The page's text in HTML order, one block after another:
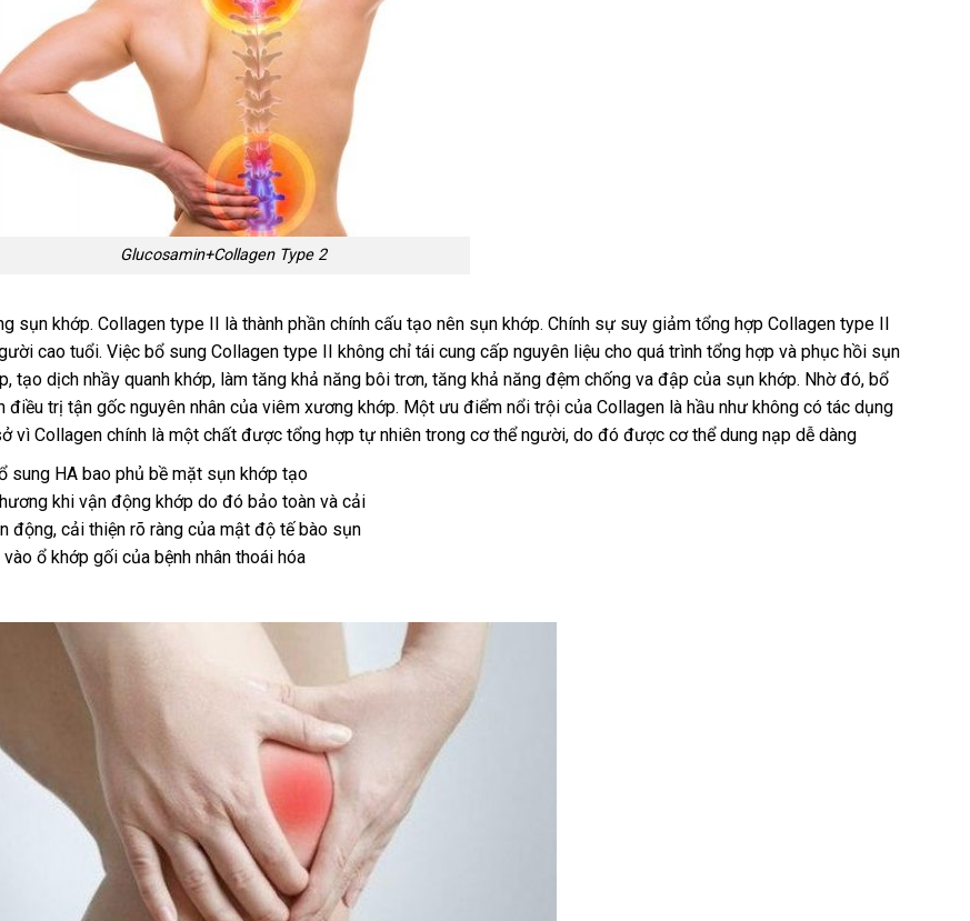
Glucosamin+Collagen Type 2
sụn khớp. Collagen type II là thành phần chính cấu tạo nên sụn khớp. Chính sự suy giảm tổng hợp Collagen type II
cao tuổi. Việc bổ sung Collagen type II không chỉ tái cung cấp nguyên liệu cho quá trình tổng hợp và phục hồi sụn
tạo dịch nhầy quanh khớp, làm tăng khả năng bôi trơn, tăng khả năng đệm chống va đập của sụn khớp. Nhờ đó, bổ
trị tận gốc nguyên nhân của viêm xương khớp. Một ưu điểm nổi trội của Collagen là hầu như không có tác dụng
vì Collagen chính là một chất được tổng hợp tự nhiên trong cơ thể người, do đó được cơ thể dung nạp dễ dàng
sung HA bao phủ bề mặt sụn khớp tạo
khi vận động khớp do đó bảo toàn và cải
động, cải thiện rõ ràng của mật độ tế bào sụn
ổ khớp gối của bệnh nhân thoái hóa